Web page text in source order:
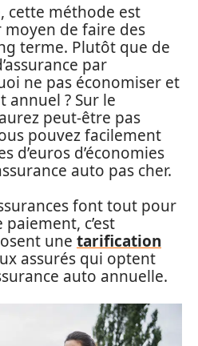
cette méthode est
de faire des
terme. Plutôt que de
par
ne pas économiser et
annuel ? Sur le
peut-être pas
pouvez facilement
d’euros d’économies
auto pas cher.
font tout pour
c’est
une tarification
assurés qui optent
auto annuelle.